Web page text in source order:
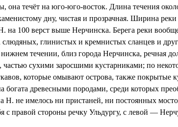
течёт на юго-юго-восток. Длина течения
дну, чистая и прозрачная. Ширина
на 100 верст выше Нерчинска. Берега реки
глинистых и кремнистых сланцев и
течении, близ города Нерчинска, речная
сухими заросшими кустарниками; по
которые омывают острова, также покрытые
древесными породами, среди которых
Н. не имелось ни пристаней, ни постоянных
правой стороны речку Ульдургу, с левой —